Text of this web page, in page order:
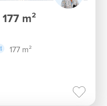
m²
177 m²